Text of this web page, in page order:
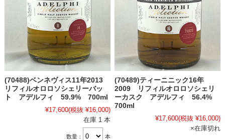
(70488)ベンネヴィス11年2013
リフィルオロロソシェリーバッ
ト アデルフィ 59.9% 700ml
¥17,600(税抜 ¥16,000)
在庫 1 本
数量： 本
(70489)ティーニニック16年
2009 リフィルオロロソシェリ
ーカスク アデルフィ 56.4%
700ml
¥17,600(税抜 ¥16,000)
×在庫切れ